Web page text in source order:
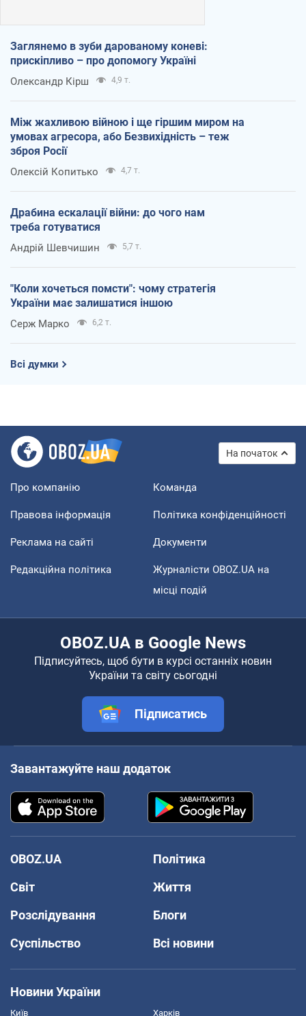
Заглянемо в зуби дарованому коневі:
прискіпливо – про допомогу Україні
Олександр Кірш 4,9 т.
Між жахливою війною і ще гіршим миром на
умовах агресора, або Безвихідність – теж
зброя Росії
Олексій Копитько 4,7 т.
Драбина ескалації війни: до чого нам
треба готуватися
Андрій Шевчишин 5,7 т.
"Коли хочеться помсти": чому стратегія
України має залишатися іншою
Серж Марко 6,2 т.
Всі думки
На початок
Про компанію Команда
Правова інформація Політика конфіденційності
Реклама на сайті Документи
Редакційна політика
Журналісти OBOZ.UA на
місці подій
OBOZ.UA в Google News
Підписуйтесь, щоб бути в курсі останніх новин
України та світу сьогодні
Підписатись
Завантажуйте наш додаток
OBOZ.UA
Політика
Світ
Життя
Розслідування
Блоги
Суспільство
Всі новини
Новини України
Київ Харків